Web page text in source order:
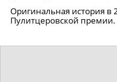
Оригинальная история в
Пулитцеровской премии.